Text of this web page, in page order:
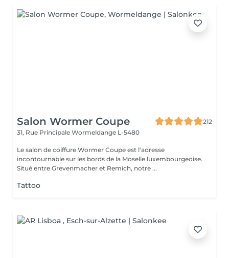
Salon Wormer Coupe
212
31, Rue Principale Wormeldange L-5480
Le salon de coiffure Wormer Coupe est l'adresse
incontournable sur les bords de la Moselle luxembourgeoise.
Situé entre Grevenmacher et Remich, notre ...
Tattoo